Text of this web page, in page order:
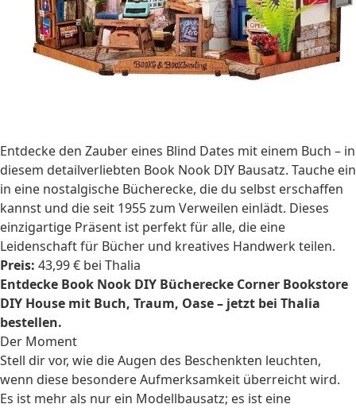
Entdecke den Zauber eines Blind Dates mit einem Buch – in
diesem detailverliebten Book Nook DIY Bausatz. Tauche ein
in eine nostalgische Bücherecke, die du selbst erschaffen
kannst und die seit 1955 zum Verweilen einlädt. Dieses
einzigartige Präsent ist perfekt für alle, die eine
Leidenschaft für Bücher und kreatives Handwerk teilen.
Preis: 43,99 € bei Thalia
Entdecke Book Nook DIY Bücherecke Corner Bookstore
DIY House mit Buch, Traum, Oase – jetzt bei Thalia
bestellen.
Der Moment
Stell dir vor, wie die Augen des Beschenkten leuchten,
wenn diese besondere Aufmerksamkeit überreicht wird.
Es ist mehr als nur ein Modellbausatz; es ist eine